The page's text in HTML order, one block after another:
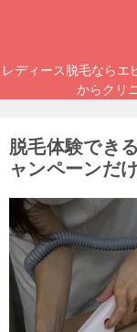
レディース脱毛ならエ
からクリ
脱毛体験でき
ャンペーンだ